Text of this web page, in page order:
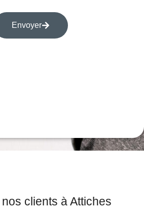
Envoyer
clients à Attiches